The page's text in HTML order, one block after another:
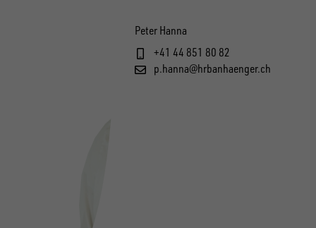
Peter Hanna
+41 44 851 80 82
p.hanna@hrbanhaenger.ch